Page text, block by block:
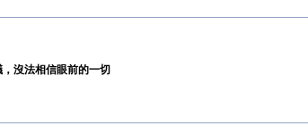
沒法相信眼前的一切